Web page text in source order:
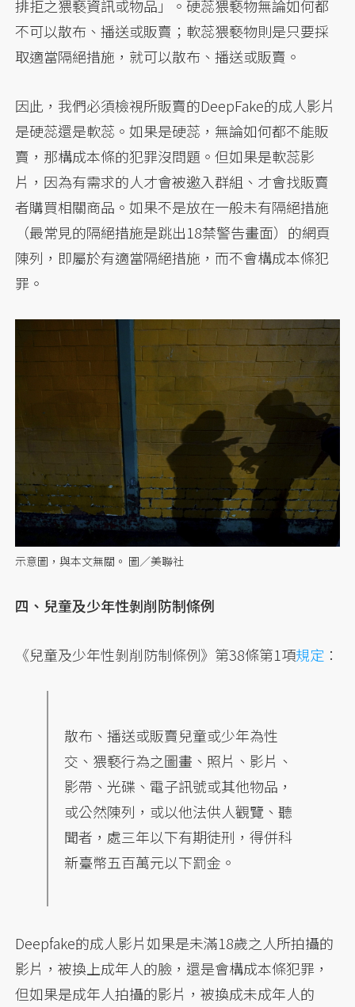
排拒之猥褻資訊或物品」。硬蕊猥褻物無論如何都
不可以散布、播送或販賣；軟蕊猥褻物則是只要採
取適當隔絕措施，就可以散布、播送或販賣。
因此，我們必須檢視所販賣的DeepFake的成人影片
是硬蕊還是軟蕊。如果是硬蕊，無論如何都不能販
賣，那構成本條的犯罪沒問題。但如果是軟蕊影
片，因為有需求的人才會被邀入群組、才會找販賣
者購買相關商品。如果不是放在一般未有隔絕措施
（最常見的隔絕措施是跳出18禁警告畫面）的網頁
陳列，即屬於有適當隔絕措施，而不會構成本條犯
罪。
示意圖，與本文無關。 圖／美聯社
四、兒童及少年性剝削防制條例
《兒童及少年性剝削防制條例》第38條第1項規定 ：
散布、播送或販賣兒童或少年為性
交、猥褻行為之圖畫、照片、影片、
影帶、光碟、電子訊號或其他物品，
或公然陳列，或以他法供人觀覽、聽
聞者，處三年以下有期徒刑，得併科
新臺幣五百萬元以下罰金。
Deepfake的成人影片如果是未滿18歲之人所拍攝的
影片，被換上成年人的臉，還是會構成本條犯罪，
但如果是成年人拍攝的影片，被換成未成年人的